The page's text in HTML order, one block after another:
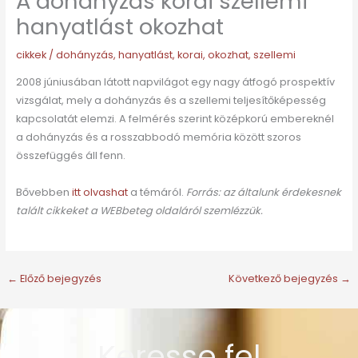
hanyatlást okozhat
cikkek/ dohányzás, hanyatlást, korai, okozhat, szellemi
2008 júniusában látott napvilágot egy nagy átfogó prospektív
vizsgálat, mely a dohányzás és a szellemi teljesítőképesség
kapcsolatát elemzi. A felmérés szerint középkorú embereknél
a dohányzás és a rosszabbodó memória között szoros
összefüggés áll fenn.
Bővebben itt olvashat a témáról. Forrás: az általunk érdekesnek
talált cikkeket a WEBbeteg oldaláról szemlézzük.
← Előző bejegyzés Következő bejegyzés →